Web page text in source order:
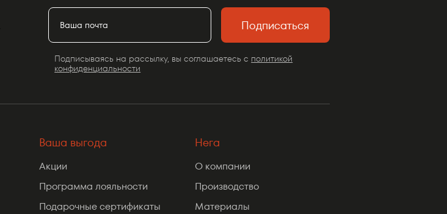
Подписаться
Подписываясь на рассылку, вы соглашаетесь с политикой
конфиденциальности
Ваша выгода
Акции
Программа лояльности
Подарочные сертификаты
Нега
О компании
Производство
Материалы